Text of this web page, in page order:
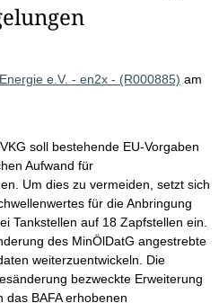
e.V. - en2x - (R000885) am
soll bestehende EU-Vorgaben
Aufwand für
Um dies zu vermeiden, setzt sich
für die Anbringung
Tankstellen auf 18 Zapfstellen ein.
des MinÖlDatG angestrebte
weiterzuentwickeln. Die
bezweckte Erweiterung
BAFA erhobenen